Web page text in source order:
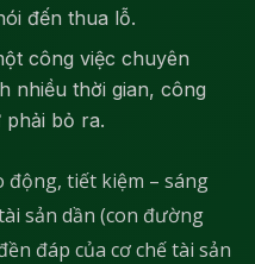
đến thua lỗ.
công việc chuyên
nhiều thời gian, công
bỏ ra.
động, tiết kiệm – sáng
sản dần (con đường
đáp của cơ chế tài sản